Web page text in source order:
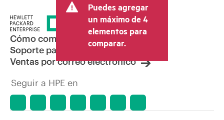
Puedes agregar
un máximo de 4
elementos para
comparar.
Cómo comprar
Soporte para productos
Ventas por correo electrónico
Seguir a HPE en